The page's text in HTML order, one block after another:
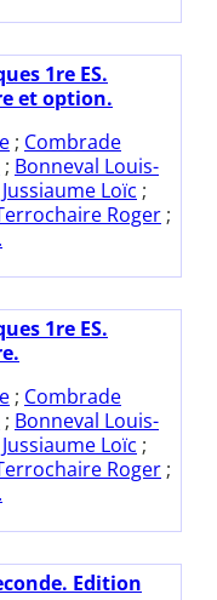
1re ES.
et option.
; Combrade
; Bonneval Louis-
Jussiaume Loïc ;
Roger ;
1re ES.
; Combrade
; Bonneval Louis-
Jussiaume Loïc ;
Roger ;
Edition